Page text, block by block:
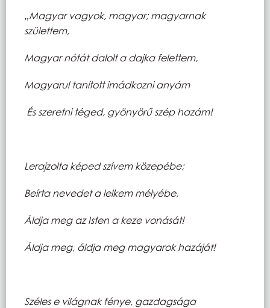
„Magyar vagyok, magyar; magyarnak
születtem,
Magyar nótát dalolt a dajka felettem,
Magyarul tanított imádkozni anyám
És szeretni téged, gyönyörű szép hazám!
Lerajzolta képed szívem közepébe;
Beírta nevedet a lelkem mélyébe,
Áldja meg az Isten a keze vonását!
Áldja meg, áldja meg magyarok hazáját!
Széles e világnak fénye, gazdagsága